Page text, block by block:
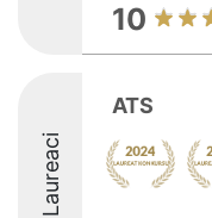
10
Laureaci
ATS